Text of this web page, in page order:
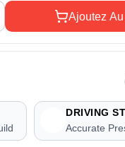
Ajoutez
DRIVING
Accurate